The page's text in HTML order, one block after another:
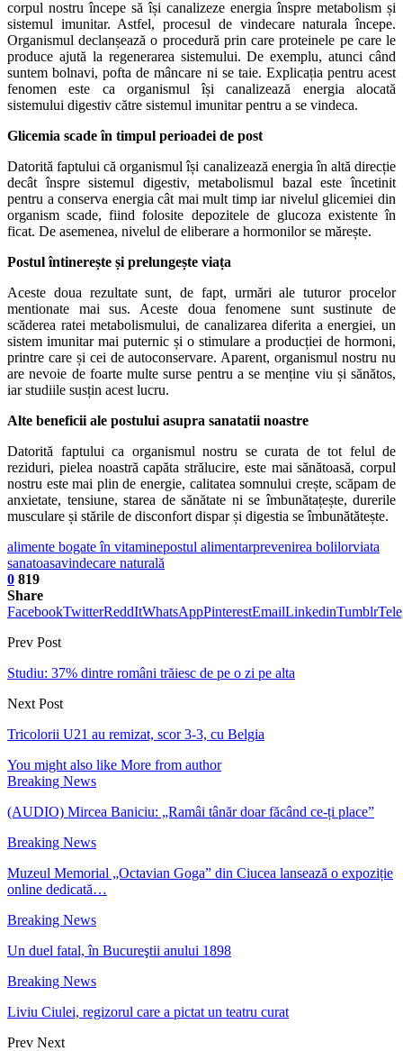
corpul nostru începe să își canalizeze energia înspre metabolism și
sistemul imunitar. Astfel, procesul de vindecare naturala începe.
Organismul declanșează o procedură prin care proteinele pe care le
produce ajută la regenerarea sistemului. De exemplu, atunci când
suntem bolnavi, pofta de mâncare ni se taie. Explicația pentru acest
fenomen este ca organismul își canalizează energia alocată
sistemului digestiv către sistemul imunitar pentru a se vindeca.
Glicemia scade în timpul perioadei de post
Datorită faptului că organismul își canalizează energia în altă direcție
decât înspre sistemul digestiv, metabolismul bazal este încetinit
pentru a conserva energia cât mai mult timp iar nivelul glicemiei din
organism scade, fiind folosite depozitele de glucoza existente în
ficat. De asemenea, nivelul de eliberare a hormonilor se mărește.
Postul întinerește și prelungește viața
Aceste doua rezultate sunt, de fapt, urmări ale tuturor procelor
mentionate mai sus. Aceste doua fenomene sunt sustinute de
scăderea ratei metabolismului, de canalizarea diferita a energiei, un
sistem imunitar mai puternic și o stimulare a producției de hormoni,
printre care și cei de autoconservare. Aparent, organismul nostru nu
are nevoie de foarte multe surse pentru a se menține viu și sănătos,
iar studiile susțin acest lucru.
Alte beneficii ale postului asupra sanatatii noastre
Datorită faptului ca organismul nostru se curata de tot felul de
reziduri, pielea noastră capăta strălucire, este mai sănătoasă, corpul
nostru este mai plin de energie, calitatea somnului crește, scăpam de
anxietate, tensiune, starea de sănătate ni se îmbunătațește, durerile
musculare și stările de disconfort dispar și digestia se îmbunătătește.
alimente bogate în vitaminepostul alimentarprevenirea bolilorviata
sanatoasavindecare naturală
0 819
Share
FacebookTwitterReddItWhatsAppPinterestEmailLinkedinTumblr
Prev Post
Studiu: 37% dintre români trăiesc de pe o zi pe alta
Next Post
Tricolorii U21 au remizat, scor 3-3, cu Belgia
You might also like More from author
Breaking News
(AUDIO) Mircea Baniciu: „Ramâi tânăr doar făcând ce-ți place”
Breaking News
Muzeul Memorial „Octavian Goga” din Ciucea lansează o expoziție
online dedicată…
Breaking News
Un duel fatal, în Bucureştii anului 1898
Breaking News
Liviu Ciulei, regizorul care a pictat un teatru curat
Prev Next